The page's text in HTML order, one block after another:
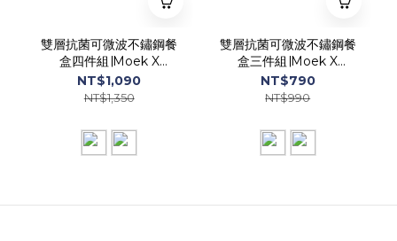
雙層抗菌可微波不鏽鋼餐
盒四件組∣Moek X
Jesper
NT$1,090
NT$1,350
雙層抗菌可微波不鏽鋼餐
盒三件組∣Moek X
Jesper
NT$790
NT$990